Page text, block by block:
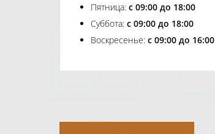
Пятница: с 09:00 до 18:00
Суббота: с 09:00 до 18:00
Воскресенье: с 09:00 до 16:00